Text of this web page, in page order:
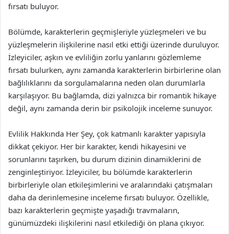
fırsatı buluyor.
Bölümde, karakterlerin geçmişleriyle yüzleşmeleri ve bu
yüzleşmelerin ilişkilerine nasıl etki ettiği üzerinde duruluyor.
İzleyiciler, aşkın ve evliliğin zorlu yanlarını gözlemleme
fırsatı bulurken, aynı zamanda karakterlerin birbirlerine olan
bağlılıklarını da sorgulamalarına neden olan durumlarla
karşılaşıyor. Bu bağlamda, dizi yalnızca bir romantik hikaye
değil, aynı zamanda derin bir psikolojik inceleme sunuyor.
Evlilik Hakkında Her Şey, çok katmanlı karakter yapısıyla
dikkat çekiyor. Her bir karakter, kendi hikayesini ve
sorunlarını taşırken, bu durum dizinin dinamiklerini de
zenginleştiriyor. İzleyiciler, bu bölümde karakterlerin
birbirleriyle olan etkileşimlerini ve aralarındaki çatışmaları
daha da derinlemesine inceleme fırsatı buluyor. Özellikle,
bazı karakterlerin geçmişte yaşadığı travmaların,
günümüzdeki ilişkilerini nasıl etkilediği ön plana çıkıyor.